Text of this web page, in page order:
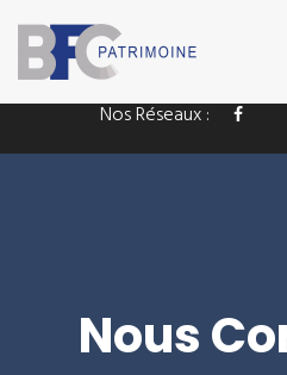
Nos Réseaux :
Nous